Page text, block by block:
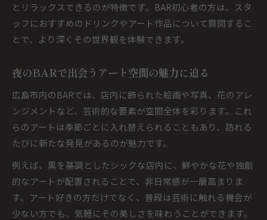
とリラックスできるのが特徴です。BAR初心者の方は、スタ
ッフにおすすめのドリンクやアート作品について質問するこ
とで、より深くその世界観を体験できます。
夜のBARで出会うアート空間の魅力に迫る
広島市内のBARでは、店内に飾られた絵画や写真、花のアレ
ンジメントなど、芸術的な要素が空間全体を彩ります。これ
らのアートは季節ごとに入れ替えられることもあり、訪れる
たびに新たな発見があるのが魅力です。
例えば、黒を基調としたシックな店内に、鮮やかな花や独創
的なアートが配置されることで、非日常感が一層高まりま
す。アート好きの方だけでなく、普段は芸術に触れる機会が
少ない方でも、気軽にその美しさを味わうことができます。